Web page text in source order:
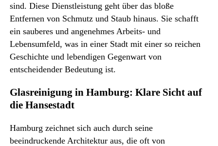
sind. Diese Dienstleistung geht über das bloße
Entfernen von Schmutz und Staub hinaus. Sie schafft
ein sauberes und angenehmes Arbeits- und
Lebensumfeld, was in einer Stadt mit einer so reichen
Geschichte und lebendigen Gegenwart von
entscheidender Bedeutung ist.
Glasreinigung in Hamburg: Klare Sicht auf
die Hansestadt
Hamburg zeichnet sich auch durch seine
beeindruckende Architektur aus, die oft von